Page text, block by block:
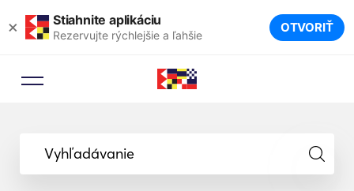
× Stiahnite aplikáciu
Rezervujte rýchlejšie a ľahšie OTVORIŤ
Vyhľadávanie